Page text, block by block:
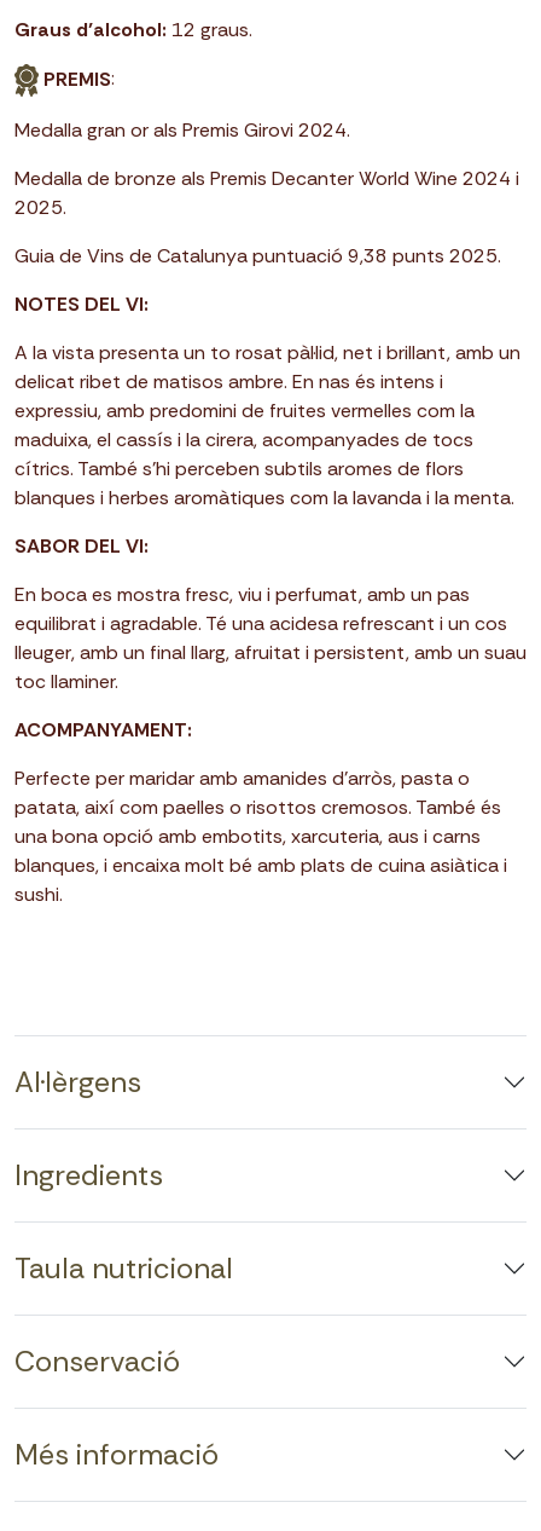
Graus d’alcohol: 12 graus.
PREMIS:
Medalla gran or als Premis Girovi 2024.
Medalla de bronze als Premis Decanter World Wine 2024 i
2025.
Guia de Vins de Catalunya puntuació 9,38 punts 2025.
NOTES DEL VI:
A la vista presenta un to rosat pàl·lid, net i brillant, amb un
delicat ribet de matisos ambre. En nas és intens i
expressiu, amb predomini de fruites vermelles com la
maduixa, el cassís i la cirera, acompanyades de tocs
cítrics. També s’hi perceben subtils aromes de flors
blanques i herbes aromàtiques com la lavanda i la menta.
SABOR DEL VI:
En boca es mostra fresc, viu i perfumat, amb un pas
equilibrat i agradable. Té una acidesa refrescant i un cos
lleuger, amb un final llarg, afruitat i persistent, amb un suau
toc llaminer.
ACOMPANYAMENT:
Perfecte per maridar amb amanides d’arròs, pasta o
patata, així com paelles o risottos cremosos. També és
una bona opció amb embotits, xarcuteria, aus i carns
blanques, i encaixa molt bé amb plats de cuina asiàtica i
sushi.
Al·lèrgens
Ingredients
Taula nutricional
Conservació
Més informació